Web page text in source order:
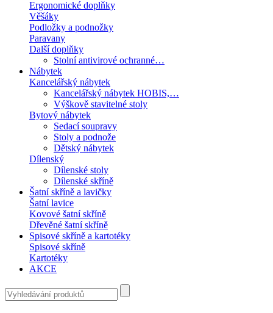
Ergonomické doplňky
Věšáky
Podložky a podnožky
Paravany
Další doplňky
Stolní antivirové ochranné…
Nábytek
Kancelářský nábytek
Kancelářský nábytek HOBIS,…
Výškově stavitelné stoly
Bytový nábytek
Sedací soupravy
Stoly a podnože
Dětský nábytek
Dílenský
Dílenské stoly
Dílenské skříně
Šatní skříně a lavičky
Šatní lavice
Kovové šatní skříně
Dřevěné šatní skříně
Spisové skříně a kartotéky
Spisové skříně
Kartotéky
AKCE